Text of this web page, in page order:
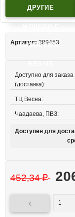
ДРУГИЕ
РАЗМЕРОМ:
Артикул: 389453
Доступно для заказа
(доставка):
ТЦ Весна:
Чаадаева, ПВЗ:
Доступен для
452,34₽
